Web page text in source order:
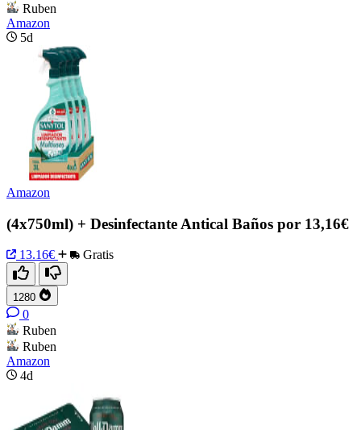
Ruben
Amazon
5d
Amazon
(4x750ml) + Desinfectante Antical Baños por 13,16€
13.16€ Gratis
1280
0
Ruben
Ruben
Amazon
4d